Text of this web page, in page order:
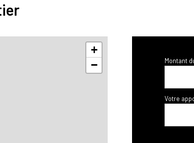
+
−
Montant
Votre